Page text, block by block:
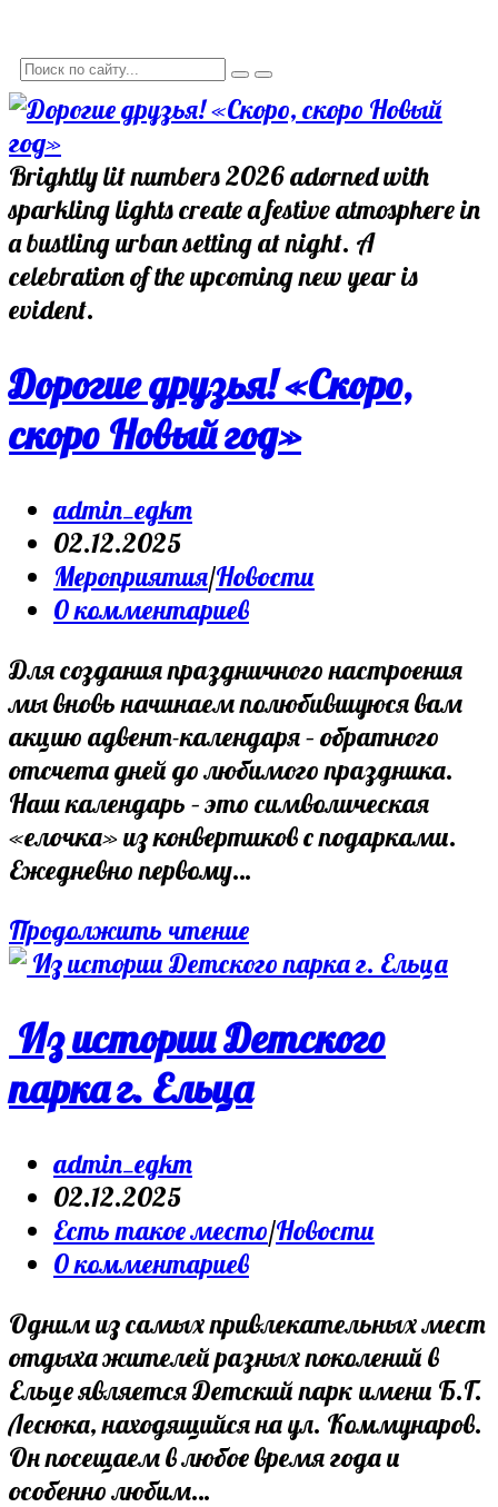
Brightly lit numbers 2026 adorned with
sparkling lights create a festive atmosphere in
a bustling urban setting at night. A
celebration of the upcoming new year is
evident.
Дорогие друзья! «Скоро,
скоро Новый год»
admin_egkm
02.12.2025
Мероприятия/Новости
0 комментариев
Для создания праздничного настроения
мы вновь начинаем полюбившуюся вам
акцию адвент-календаря – обратного
отсчета дней до любимого праздника.
Наш календарь – это символическая
«елочка» из конвертиков с подарками.
Ежедневно первому…
Продолжить чтение
Из истории Детского
парка г. Ельца
admin_egkm
02.12.2025
Есть такое место/Новости
0 комментариев
Одним из самых привлекательных мест
отдыха жителей разных поколений в
Ельце является Детский парк имени Б.Г.
Лесюка, находящийся на ул. Коммунаров.
Он посещаем в любое время года и
особенно любим…